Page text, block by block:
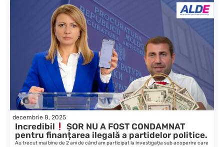
decembrie 8, 2025
Incredibil
ȘOR NU A FOST CONDAMNAT
pentru finanțarea ilegală a partidelor politice.
Au trecut mai bine de 2 ani de când am participat la investigația sub acoperire care